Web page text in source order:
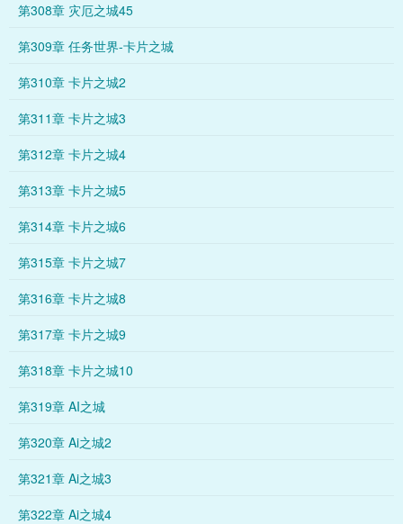
第308章 灾厄之城45
第309章 任务世界-卡片之城
第310章 卡片之城2
第311章 卡片之城3
第312章 卡片之城4
第313章 卡片之城5
第314章 卡片之城6
第315章 卡片之城7
第316章 卡片之城8
第317章 卡片之城9
第318章 卡片之城10
第319章 AI之城
第320章 Ai之城2
第321章 Ai之城3
第322章 Ai之城4